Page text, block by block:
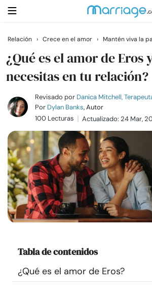
Buscar
Casarse
Relaciones
Familia
Ayuda
Cursos
Comunidad
Relación › Crece en el amor › Mantén viva la
¿Qué es el amor de Eros
necesitas en tu relación?
Revisado por Danica Mitchell,
Por Dylan Banks, Autor
100 Lecturas
Actualizado: 24 Mar,
Tabla de contenidos
¿Qué es el amor de Eros?